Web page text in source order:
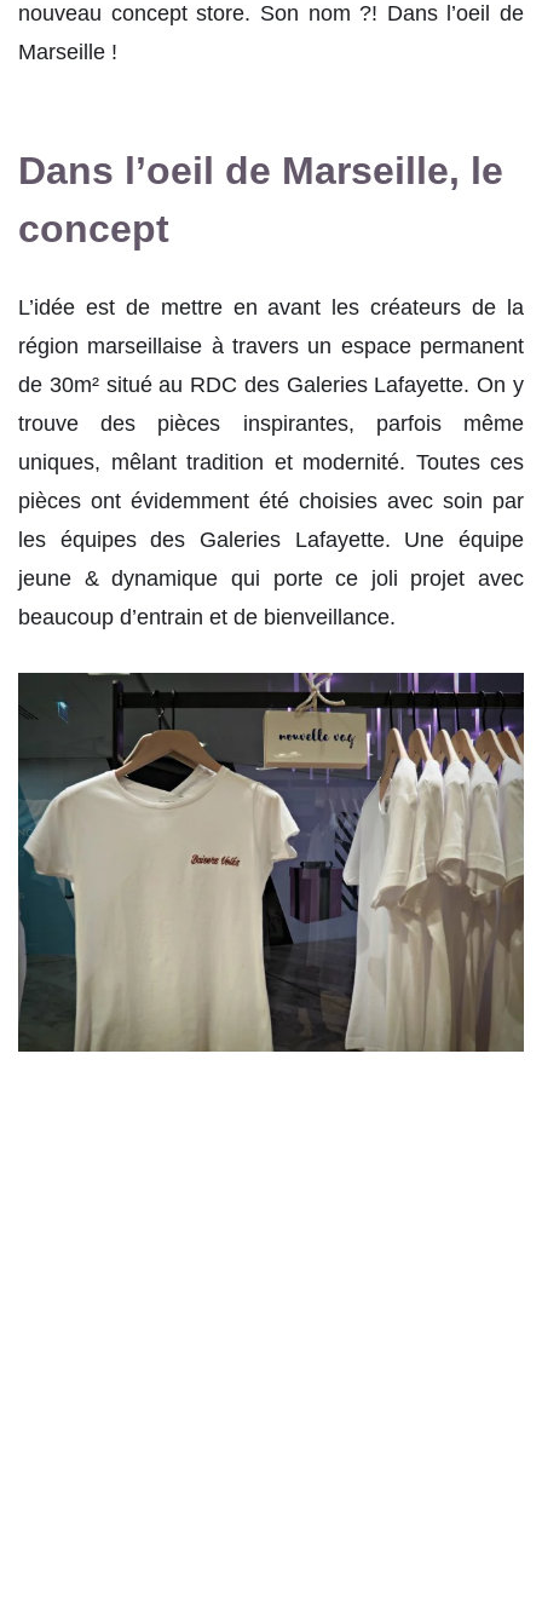
nouveau concept store. Son nom ?! Dans l’oeil de
Marseille !
Dans l’oeil de Marseille, le
concept
L’idée est de mettre en avant les créateurs de la
région marseillaise à travers un espace permanent
de 30m² situé au RDC des Galeries Lafayette. On y
trouve des pièces inspirantes, parfois même
uniques, mêlant tradition et modernité. Toutes ces
pièces ont évidemment été choisies avec soin par
les équipes des Galeries Lafayette. Une équipe
jeune & dynamique qui porte ce joli projet avec
beaucoup d’entrain et de bienveillance.